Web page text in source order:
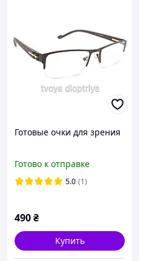
Готовые очки для зрения
Готово к отправке
5.0 (1)
490₴
Купить